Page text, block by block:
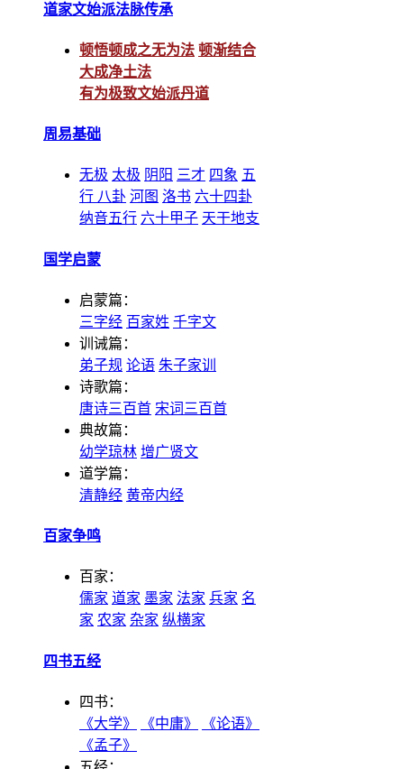
道家文始派法脉传承
顿悟顿成之无为法 顿渐结合
大成净土法
有为极致文始派丹道
周易基础
无极 太极 阴阳 三才 四象 五
行 八卦 河图 洛书 六十四卦
纳音五行 六十甲子 天干地支
国学启蒙
启蒙篇：
三字经 百家姓 千字文
训诫篇：
弟子规 论语 朱子家训
诗歌篇：
唐诗三百首 宋词三百首
典故篇：
幼学琼林 增广贤文
道学篇：
清静经 黄帝内经
百家争鸣
百家：
儒家 道家 墨家 法家 兵家 名
家 农家 杂家 纵横家
四书五经
四书：
《大学》
《中庸》
《论语》
《孟子》